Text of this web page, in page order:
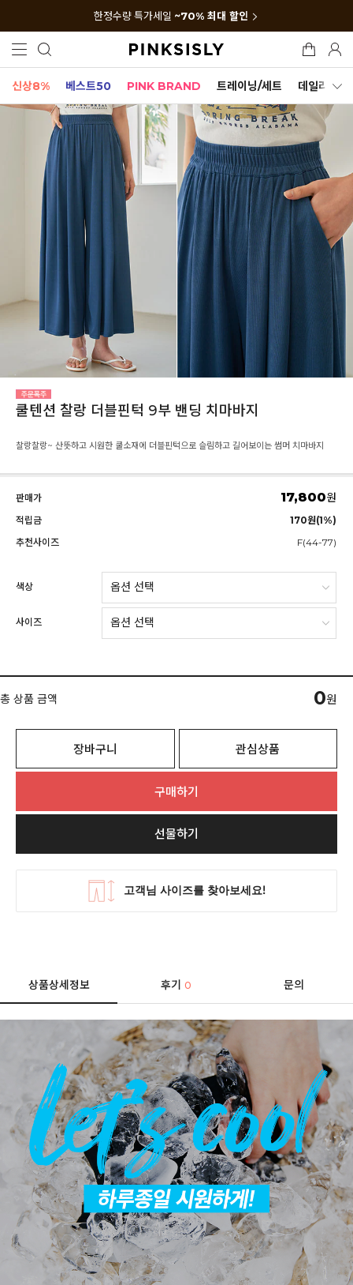
한정수량 특가세일 ~70% 최대 할인
신상8% 베스트50 PINK BRAND 트레이닝/세트 데일리세트
쿨텐션 찰랑 더블핀턱 9부 밴딩 치마바지
찰랑찰랑~ 산뜻하고 시원한 쿨소재에 더블핀턱으로 슬림하고 길어보이는 썸머 치마바지
판매가 17,800원
적립금
170원(1%)
추천사이즈
F(44-77)
색상
사이즈
총 상품 금액 0원
장바구니 관심상품
구매하기
선물하기
상품상세정보 후기0 문의